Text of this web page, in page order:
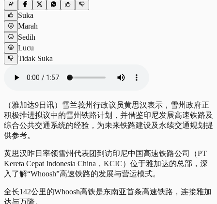
Suka
Marah
Sedih
Lucu
Tidak Suka
（雅加达9日讯）雪兰莪州行政议员黄思汉表示，雪州政府正
积极推进拟议中的雪州铁路计划，并借鉴印尼发展高速铁路及
综合公共交通系统的经验，为未来铁路建设及永续交通规划提
供参考。
黄思汉昨日率领雪州代表团到访印尼中国高速铁路公司（PT
Kereta Cepat Indonesia China，KCIC）位于雅加达的总部，深
入了解“Whoosh”高速铁路的发展与营运模式。
全长142公里的Whoosh高铁是东南亚首条高速铁路，连接雅加
达与万隆。